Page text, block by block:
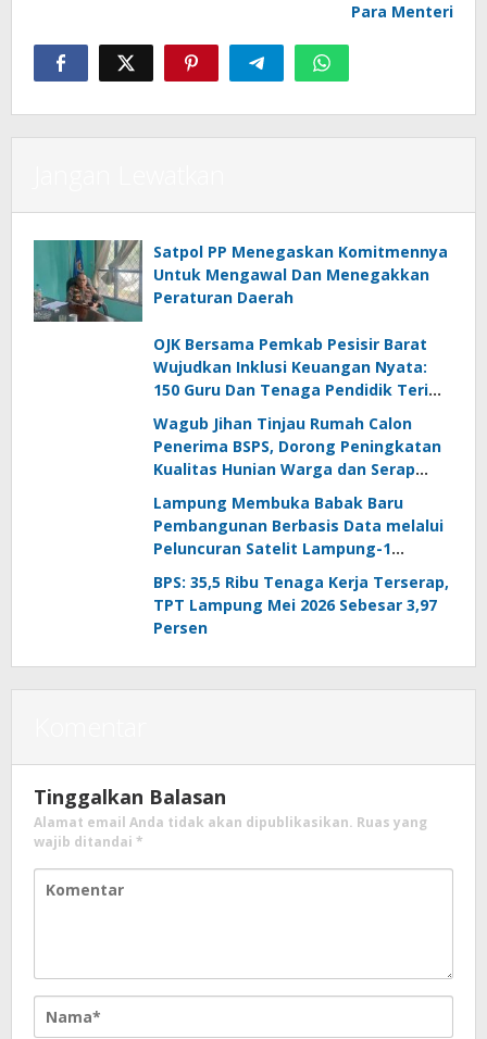
Para Menteri
Satpol PP Menegaskan Komitmennya
Untuk Mengawal Dan Menegakkan
Peraturan Daerah
OJK Bersama Pemkab Pesisir Barat
Wujudkan Inklusi Keuangan Nyata:
150 Guru Dan Tenaga Pendidik Terima
Polis Asuransi Jiwa
Wagub Jihan Tinjau Rumah Calon
Penerima BSPS, Dorong Peningkatan
Kualitas Hunian Warga dan Serap
Aspirasi Masyarakat
Lampung Membuka Babak Baru
Pembangunan Berbasis Data melalui
Peluncuran Satelit Lampung-1
Berbasis AI
BPS: 35,5 Ribu Tenaga Kerja Terserap,
TPT Lampung Mei 2026 Sebesar 3,97
Persen
Tinggalkan Balasan
Alamat email Anda tidak akan dipublikasikan. Ruas yang
wajib ditandai *